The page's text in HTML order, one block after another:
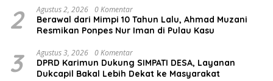
2 Agustus 2, 2026 0 Komentar
Berawal dari Mimpi 10 Tahun Lalu, Ahmad Muzani
Resmikan Ponpes Nur Iman di Pulau Kasu
3 Agustus 3, 2026 0 Komentar
DPRD Karimun Dukung SIMPATI DESA, Layanan
Dukcapil Bakal Lebih Dekat ke Masyarakat